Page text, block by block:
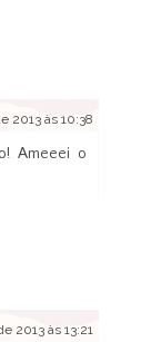
2013 às 10:38
Ameeei o
2013 às 13:21